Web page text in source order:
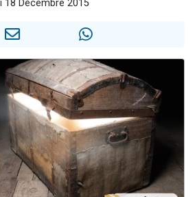
3 personnes viennent de faire un don pour Diane, 80 ans, dans un appartement insalubre
5 personnes viennent de faire un don pour Reloger Rivka, 6 enfants, victime de violences...
18 Décembre 2015